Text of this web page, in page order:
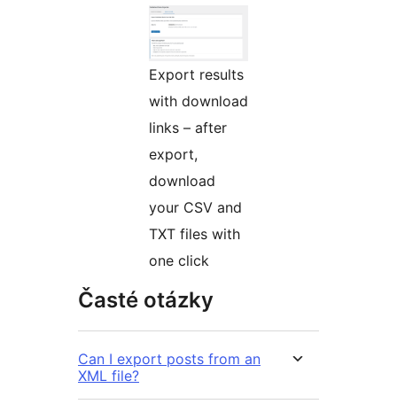
Export results
with download
links – after
export,
download
your CSV and
TXT files with
one click
Časté otázky
Can I export posts from an
XML file?